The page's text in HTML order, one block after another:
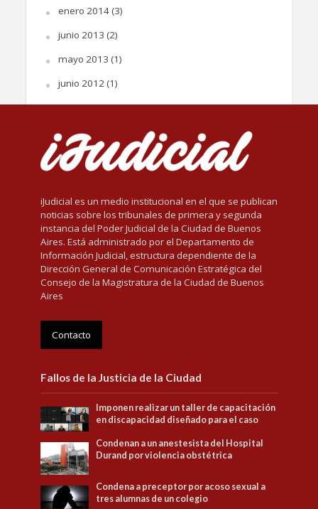
enero 2014(3)
junio 2013 (2)
mayo 2013 (1)
junio 2012(1)
iJudicial es un medio institucional en el que se publican
noticias sobre los tribunales de primera y segunda
instancia del Poder Judicial de la Ciudad de Buenos
Aires. Está administrado por el Departamento de
Información Judicial, estructura dependiente de la
Dirección General de Comunicación Estratégica del
Consejo de la Magistratura de la Ciudad de Buenos
Aires
Contacto
Fallos de la Justicia de la Ciudad
Imponen realizar un taller de capacitación
en discapacidad diseñado para el caso
Condenan a un anestesista del Hospital
Durand por violencia obstétrica
Condena a preceptor por acoso sexual a
tres alumnas de un colegio